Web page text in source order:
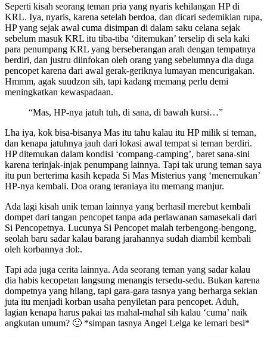
Seperti kisah seorang teman pria yang nyaris kehilangan HP di
KRL. Iya, nyaris, karena setelah berdoa, dan dicari sedemikian rupa,
HP yang sejak awal cuma disimpan di dalam saku celana sejak
sebelum masuk KRL itu tiba-tiba ‘ditemukan’ terselip di sela kaki
para penumpang KRL yang berseberangan arah dengan tempatnya
berdiri, dan justru diinfokan oleh orang yang sebelumnya dia duga
pencopet karena dari awal gerak-geriknya lumayan mencurigakan.
Hmmm, agak suudzon sih, tapi kadang memang perlu demi
meningkatkan kewaspadaan.
“Mas, HP-nya jatuh tuh, di sana, di bawah kursi…”
Lha iya, kok bisa-bisanya Mas itu tahu kalau itu HP milik si teman,
dan kenapa jatuhnya jauh dari lokasi awal tempat si teman berdiri.
HP ditemukan dalam kondisi ‘compang-camping’, baret sana-sini
karena terinjak-injak penumpang lainnya. Tapi tak urung teman saya
itu pun berterima kasih kepada Si Mas Misterius yang ‘menemukan’
HP-nya kembali. Doa orang teraniaya itu memang manjur.
Ada lagi kisah unik teman lainnya yang berhasil merebut kembali
dompet dari tangan pencopet tanpa ada perlawanan samasekali dari
Si Pencopetnya. Lucunya Si Pencopet malah terbengong-bengong,
seolah baru sadar kalau barang jarahannya sudah diambil kembali
oleh korbannya :lol:.
Tapi ada juga cerita lainnya. Ada seorang teman yang sadar kalau
dia habis kecopetan langsung menangis tersedu-sedu. Bukan karena
dompetnya yang hilang, tapi gara-gara tasnya yang berharga sekian
juta itu menjadi korban usaha penyiletan para pencopet. Aduh,
lagian kenapa harus pakai tas mahal-mahal sih kalau ‘cuma’ naik
angkutan umum? 🙁 *simpan tasnya Angel Lelga ke lemari besi*